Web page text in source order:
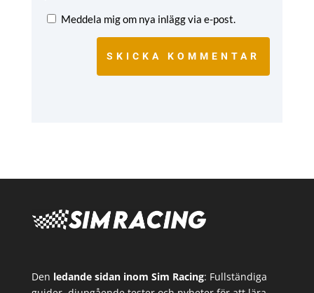
Meddela mig om nya inlägg via e-post.
SKICKA KOMMENTAR
Den ledande sidan inom Sim Racing: Fullständiga